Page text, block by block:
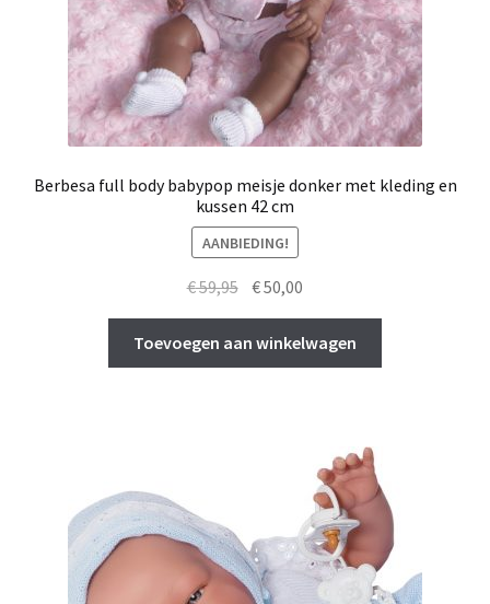
Berbesa full body babypop meisje donker met kleding en
kussen 42 cm
AANBIEDING!
€59,95 Oorspronkelijke
prijs
was:
€ 59,95.
€50,00
prijs
is:
€ 50,00.
Toevoegen aan winkelwagen